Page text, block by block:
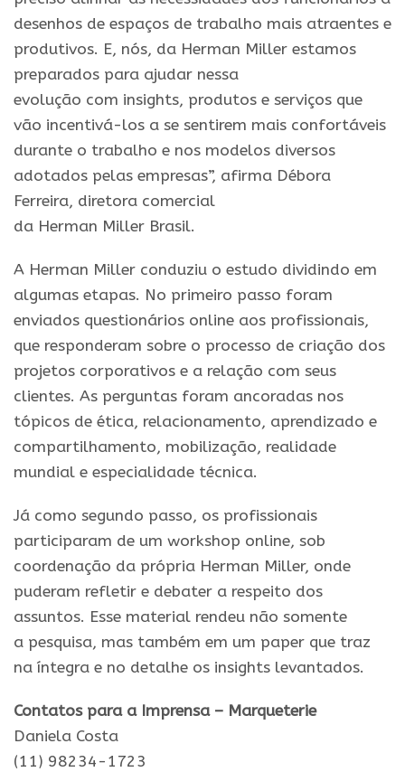
desenhos de espaços de trabalho mais atraentes e
produtivos. E, nós, da Herman Miller estamos
preparados para ajudar nessa
evolução com insights, produtos e serviços que
vão incentivá-los a se sentirem mais confortáveis
durante o trabalho e nos modelos diversos
adotados pelas empresas”, afirma Débora
Ferreira, diretora comercial
da Herman Miller Brasil.
A Herman Miller conduziu o estudo dividindo em
algumas etapas. No primeiro passo foram
enviados questionários online aos profissionais,
que responderam sobre o processo de criação dos
projetos corporativos e a relação com seus
clientes. As perguntas foram ancoradas nos
tópicos de ética, relacionamento, aprendizado e
compartilhamento, mobilização, realidade
mundial e especialidade técnica.
Já como segundo passo, os profissionais
participaram de um workshop online, sob
coordenação da própria Herman Miller, onde
puderam refletir e debater a respeito dos
assuntos. Esse material rendeu não somente
a pesquisa, mas também em um paper que traz
na íntegra e no detalhe os insights levantados.
Contatos para a Imprensa – Marqueterie
Daniela Costa
(11) 98234-1723